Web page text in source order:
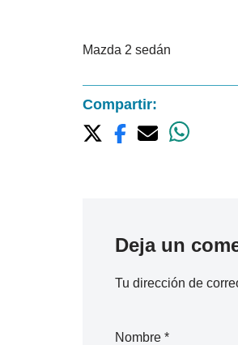
Mazda 2 sedán
Compartir:
Deja un
Tu dirección de
Nombre *